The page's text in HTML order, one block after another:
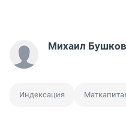
Михаил Бушков
Индексация